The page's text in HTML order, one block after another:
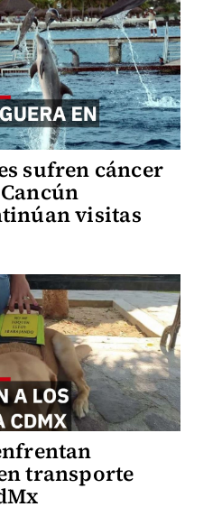
sufren cáncer
visitas
transporte